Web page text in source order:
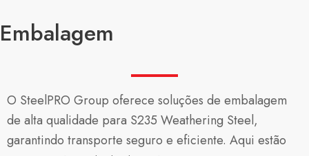
Embalagem
O SteelPRO Group oferece soluções de embalagem
de alta qualidade para S235 Weathering Steel,
garantindo transporte seguro e eficiente. Aqui estão